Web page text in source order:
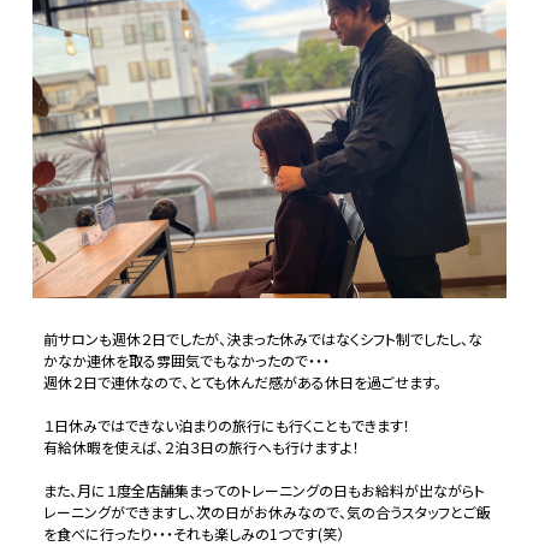
前サロンも週休２日でしたが、決まった休みではなくシフト制でしたし、な
かなか連休を取る雰囲気でもなかったので・・・
週休２日で連休なので、とても休んだ感がある休日を過ごせます。
１日休みではできない泊まりの旅行にも行くこともできます！
有給休暇を使えば、２泊３日の旅行へも行けますよ！
また、月に１度全店舗集まってのトレーニングの日もお給料が出ながらト
レーニングができますし、次の日がお休みなので、気の合うスタッフとご飯
を食べに行ったり・・・それも楽しみの1つです(笑）